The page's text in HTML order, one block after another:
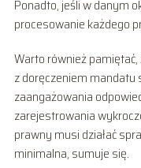
Ponadto, jeśli w danym
procesowanie każdego
Warto również
z doręczeniem mandatu
zaangażowania
zarejestrowania
prawny musi działać
minimalna, sumuje się.